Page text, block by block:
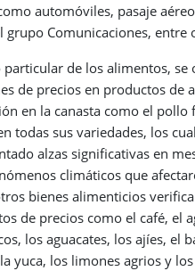
automóviles, pasaje
grupo Comunicaciones, entre
particular de los alimentos, se
de precios en productos de
en la canasta como el pollo
todas sus variedades, los
alzas significativas en
climáticos que
bienes alimenticios
de precios como el café, el
los aguacates, los ajíes, el
yuca, los limones agrios y